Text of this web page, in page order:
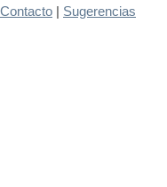
Contacto Sugerencias